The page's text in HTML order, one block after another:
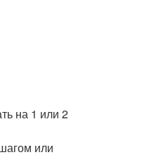
на 1 или 2
или